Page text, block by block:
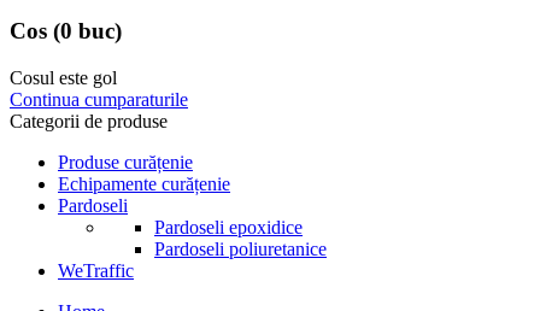
Cos (0 buc)
Cosul este gol
Continua cumparaturile
Categorii de produse
Produse curățenie
Echipamente curățenie
Pardoseli
Pardoseli epoxidice
Pardoseli poliuretanice
WeTraffic